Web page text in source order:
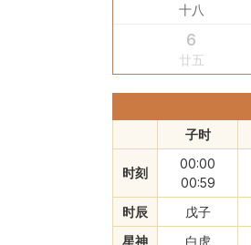
十八
6
廿五
子时
时刻
00:00
00:59
时辰
戊子
星神
白虎